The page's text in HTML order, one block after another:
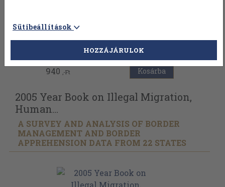
Vissza az előző oldalra
940 ,-Ft Kosárba
2005 Year Book on Illegal Migration,
Human...
A SURVEY AND ANALYSIS OF BORDER
MANAGEMENT AND BORDER
APPREHENSION DATA FROM 22 STATES
Sütibeállítások
HOZZÁJÁRULOK